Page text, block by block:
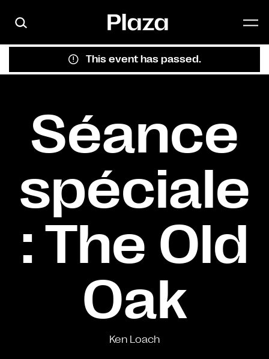
This event has passed.
Séance
spéciale
: The Old
Oak
Ken Loach